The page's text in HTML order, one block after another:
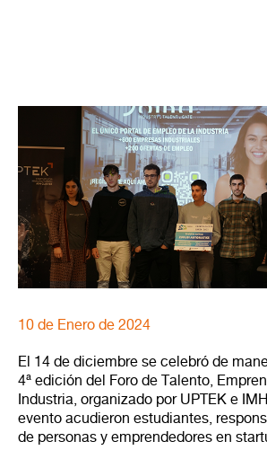
10 de Enero de 2024
El 14 de diciembre se celebró de
4ª edición del Foro de Talento,
Industria, organizado por UPTEK e
evento acudieron estudiantes,
de personas y emprendedores en